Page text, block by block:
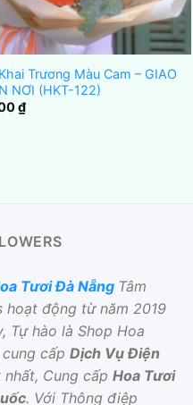
Trương Màu Cam – GIAO
NƠI (HKT-122)
₫
Tươi Đà Nẵng Tâm
hoạt động từ năm 2019
Tự hào là Shop Hoa
cấp Dịch Vụ Điện
nhất, Cung cấp Hoa Tươi
. Với Thông điệp